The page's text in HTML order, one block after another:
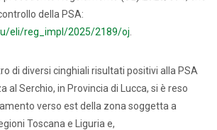
della PSA:
eli/reg_impl/2025/2189/oj
di diversi cinghiali risultati positivi alla PSA
al Serchio, in Provincia di Lucca, si è reso
verso est della zona soggetta a
Toscana e Liguria e,